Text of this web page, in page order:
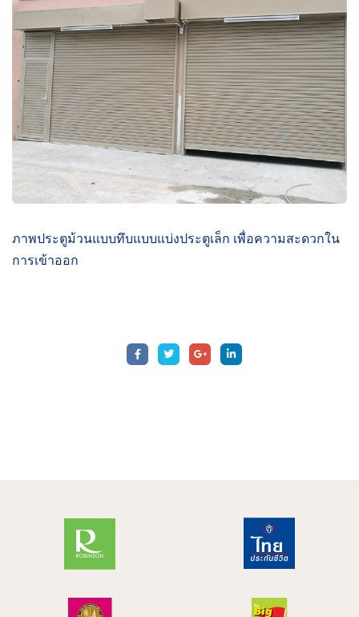
ภาพประตูม้วนแบบทึบแบบแบ่งประตูเล็ก เพื่อความสะดวกใน
การเข้าออก